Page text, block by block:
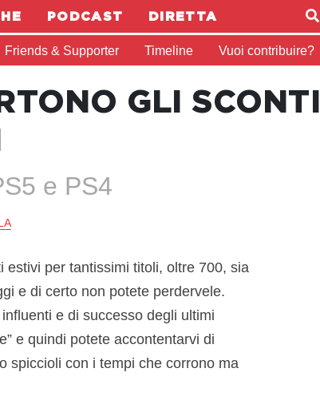
PODCAST DIRETTA
Friends & Supporter Timeline Vuoi contribuire?
GLI SCONTI
e PS4
per tantissimi titoli, oltre 700, sia
e di certo non potete perdervele.
e di successo degli ultimi
e quindi potete accontentarvi di
spiccioli con i tempi che corrono ma